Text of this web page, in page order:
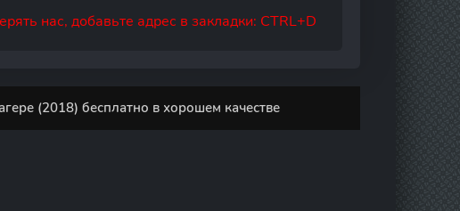
нас, добавьте адрес в закладки: CTRL+D
(2018) бесплатно в хорошем качестве